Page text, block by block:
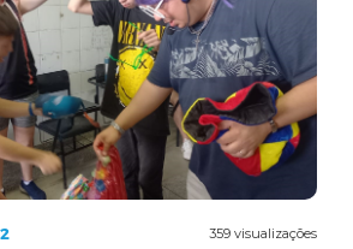
359 visualizações